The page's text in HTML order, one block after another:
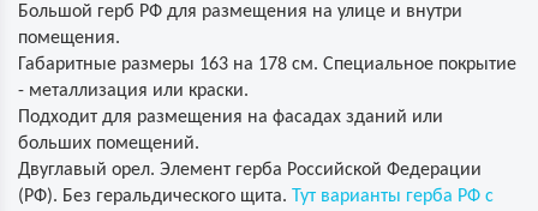
Большой герб РФ для размещения на улице и внутри
помещения.
Габаритные размеры 163 на 178 см. Специальное покрытие
- металлизация или краски.
Подходит для размещения на фасадах зданий или
больших помещений.
Двуглавый орел. Элемент герба Российской Федерации
(РФ). Без геральдического щита. Тут варианты герба РФ с